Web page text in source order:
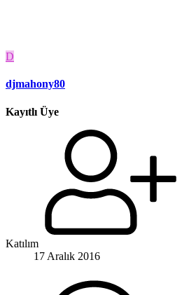
D
djmahony80
Kayıtlı Üye
Katılım
17 Aralık 2016